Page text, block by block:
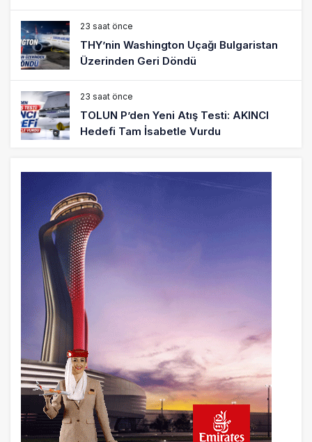
23 saat önce
THY’nin Washington Uçağı Bulgaristan
Üzerinden Geri Döndü
23 saat önce
TOLUN P’den Yeni Atış Testi: AKINCI
Hedefi Tam İsabetle Vurdu
Türkiye’nin Milli Motor Projelerinde Yeni
Dönem: TEI TEKNOLOJİ Kuruldu